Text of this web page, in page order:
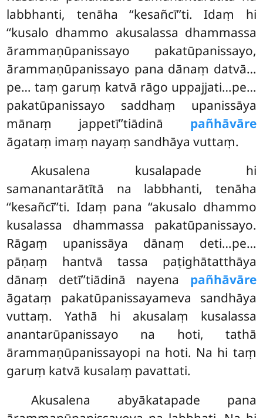
labbhanti, tenāha ‘‘kesañcī’’ti. Idaṃ hi
‘‘kusalo dhammo akusalassa dhammassa
ārammaṇūpanissayo pakatūpanissayo,
ārammaṇūpanissayo pana dānaṃ datvā…
pe… taṃ garuṃ katvā rāgo uppajjati…pe…
pakatūpanissayo saddhaṃ upanissāya
mānaṃ jappetī’’tiādinā pañhāvāre
āgataṃ imaṃ nayaṃ sandhāya vuttaṃ.
Akusalena kusalapade hi
samanantarātītā na labbhanti, tenāha
‘‘kesañcī’’ti. Idaṃ pana ‘‘akusalo dhammo
kusalassa dhammassa pakatūpanissayo.
Rāgaṃ upanissāya dānaṃ deti…pe…
pāṇaṃ hantvā tassa paṭighātatthāya
dānaṃ detī’’tiādinā nayena pañhāvāre
āgataṃ pakatūpanissayameva sandhāya
vuttaṃ. Yathā hi akusalaṃ kusalassa
anantarūpanissayo na hoti, tathā
ārammaṇūpanissayopi na hoti. Na hi taṃ
garuṃ katvā kusalaṃ pavattati.
Akusalena abyākatapade pana